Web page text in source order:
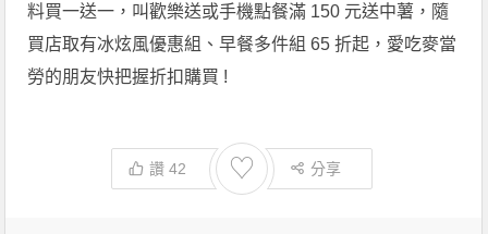
料買一送一，叫歡樂送或手機點餐滿 150 元送中薯，隨
買店取有冰炫風優惠組、早餐多件組 65 折起，愛吃麥當
勞的朋友快把握折扣購買 !
讚42 ♡ 分享